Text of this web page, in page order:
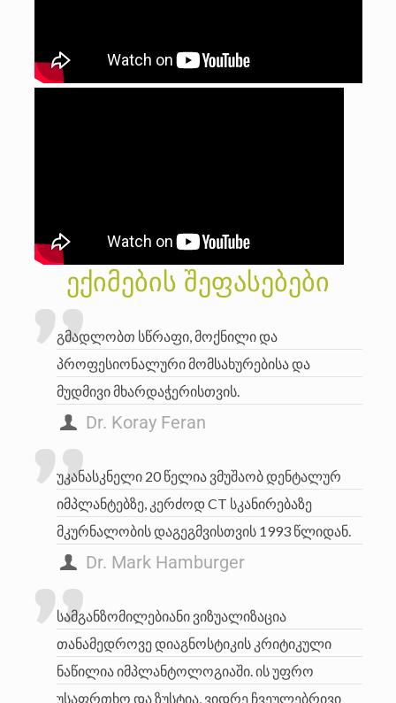
ექიმების შეფასებები
გმადლობთ სწრაფი, მოქნილი და
პროფესიონალური მომსახურებისა და
მუდმივი მხარდაჭერისთვის.
Dr. Koray Feran
უკანასკნელი 20 წელია ვმუშაობ დენტალურ
იმპლანტებზე, კერძოდ CT სკანირებაზე
მკურნალობის დაგეგმვისთვის 1993 წლიდან.
Dr. Mark Hamburger
სამგანზომილებიანი ვიზუალიზაცია
თანამედროვე დიაგნოსტიკის კრიტიკული
ნაწილია იმპლანტოლოგიაში. ის უფრო
უსაფრთხო და ზუსტია, ვიდრე ჩვეულებრივი